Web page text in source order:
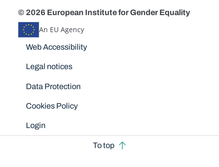
© 2026 European Institute for Gender Equality
An EU Agency
Disclaimers
Web Accessibility
Legal notices
Data Protection
Cookies Policy
Login
To top